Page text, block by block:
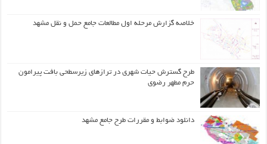
خلاصه گزارش مرحله اول مطالعات جامع حمل و نقل مشهد
طرح گسترش حیات شهري در ترازهاي زیرسطحی بافت پیرامون
حرم مطهر رضوي
دانلود ضوابط و مقررات طرح جامع مشهد